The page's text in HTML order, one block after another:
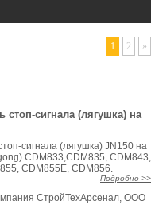
1 2 »
стоп-сигнала (лягушка) на
сигнала (лягушка) JN150 на
CDM833,CDM835, CDM843,
CDM855E, CDM856.
Подробно >>
СтройТехАрсенал, ООО